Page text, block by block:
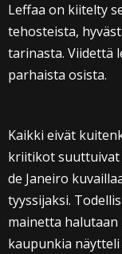
Leffaa on kiitelty
tehosteista,
tarinasta. Viidettä
parhaista osista.
Kaikki eivät
kriitikot suuttuivat
de Janeiro
tyyssijaksi.
mainetta halutaan
kaupunkia